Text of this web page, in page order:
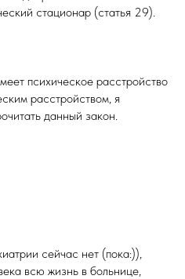
стационар (статья 29).
психическое расстройство
расстройством, я
данный закон.
сейчас нет (пока:)),
всю жизнь в больнице,